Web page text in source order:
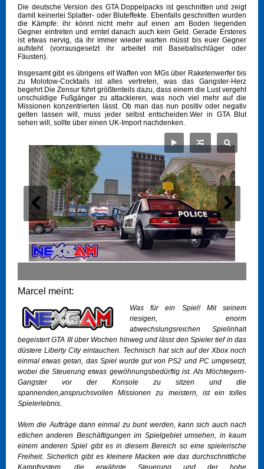
Die deutsche Version des GTA Doppelpacks ist geschnitten und zeigt
damit keinerlei Splatter- oder Bluteffekte. Ebenfalls geschnitten wurden
die Kämpfe: ihr könnt nicht mehr auf einen am Boden liegenden
Gegner eintreten und erntet danach auch kein Geld. Gerade Ersteres
ist etwas nervig, da ihr immer wieder warten müsst bis euer Gegner
aufsteht (vorrausgesetzt ihr arbeitet mit Baseballschläger oder
Fäusten).
Insgesamt gibt es übrigens elf Waffen von MGs über Raketenwerfer bis
zu Molotow-Cocktails ist alles vertreten, was das Gangster-Herz
begehrt.Die Zensur führt größtenteils dazu, dass einem die Lust vergeht
unschuldige Fußgänger zu attackieren, was noch viel mehr auf die
Missionen konzentrierten lässt. Ob man das nun positiv oder negativ
gelten lassen will, muss jeder selbst entscheiden.Wer in GTA Blut
sehen will, sollte über einen UK-Import nachdenken.
Marcel meint:
Was für ein Spiel! Mit seinem
riesigen, enorm
abwechslungsreichen Spielinhalt
begeistert GTA III über Wochen hinweg und lässt den Spieler tief in das
düstere Liberty City eintauchen. Technisch hat sich auf der Xbox noch
einmal etwas getan, das Spiel wurde gut von PS2 und PC umgesetzt,
wobei die Steuerung etwas gewöhnungsbedürftig ist. Als Möchtegern-
Gangster vor der Konsole zu sitzen und die
spannenden,anspruchsvollen Missionen zu meistern, ist ein tolles
Spielerlebnis.
Wem die Aufträge dann einmal zu bunt werden, kann sich auch nach
etlichen anderen Beschäftigungen im Spielgebiet umsehen, in kaum
einem anderen Spiel gibt es in diesem Bereich so eine spielerische
Freiheit. Sicherlich gibt es kleinere Macken wie das durchschnittliche